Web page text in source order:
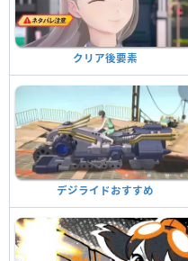
クリア後要素
デジライドおすすめ